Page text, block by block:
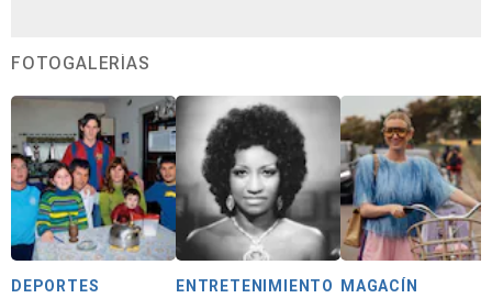
FOTOGALERÍAS
DEPORTES ENTRETENIMIENTO MAGACÍN